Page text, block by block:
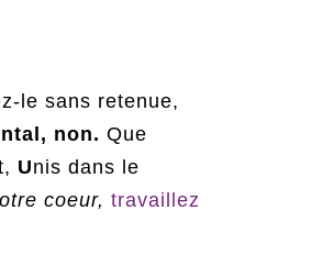
le sans retenue,
non. Que
Unis dans le
coeur, travaillez